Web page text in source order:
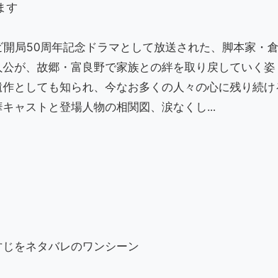
す
局50周年記念ドラマとして放送された、脚本家・倉
が、故郷・富良野で家族との絆を取り戻していく姿
としても知られ、今なお多くの人々の心に残り続け
ャストと登場人物の相関図、涙なくし...